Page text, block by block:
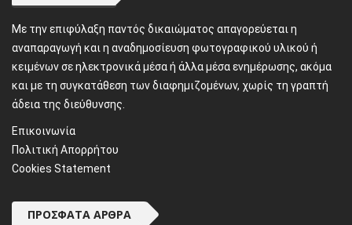
Mε την επιφύλαξη παντός δικαιώματος απαγορεύεται η
αναπαραγωγή και η αναδημοσίευση φωτογραφικού υλικού ή
κειμένων σε ηλεκτρονικά μέσα ή άλλα μέσα ενημέρωσης, ακόμα
και με τη συγκατάθεση των διαφημιζομένων, χωρίς τη γραπτή
άδεια της διεύθυνσης.
Επικοινωνία
Πολιτική Απορρήτου
Cookies Statement
ΠΡΌΣΦΑΤΑ ΆΡΘΡΑ